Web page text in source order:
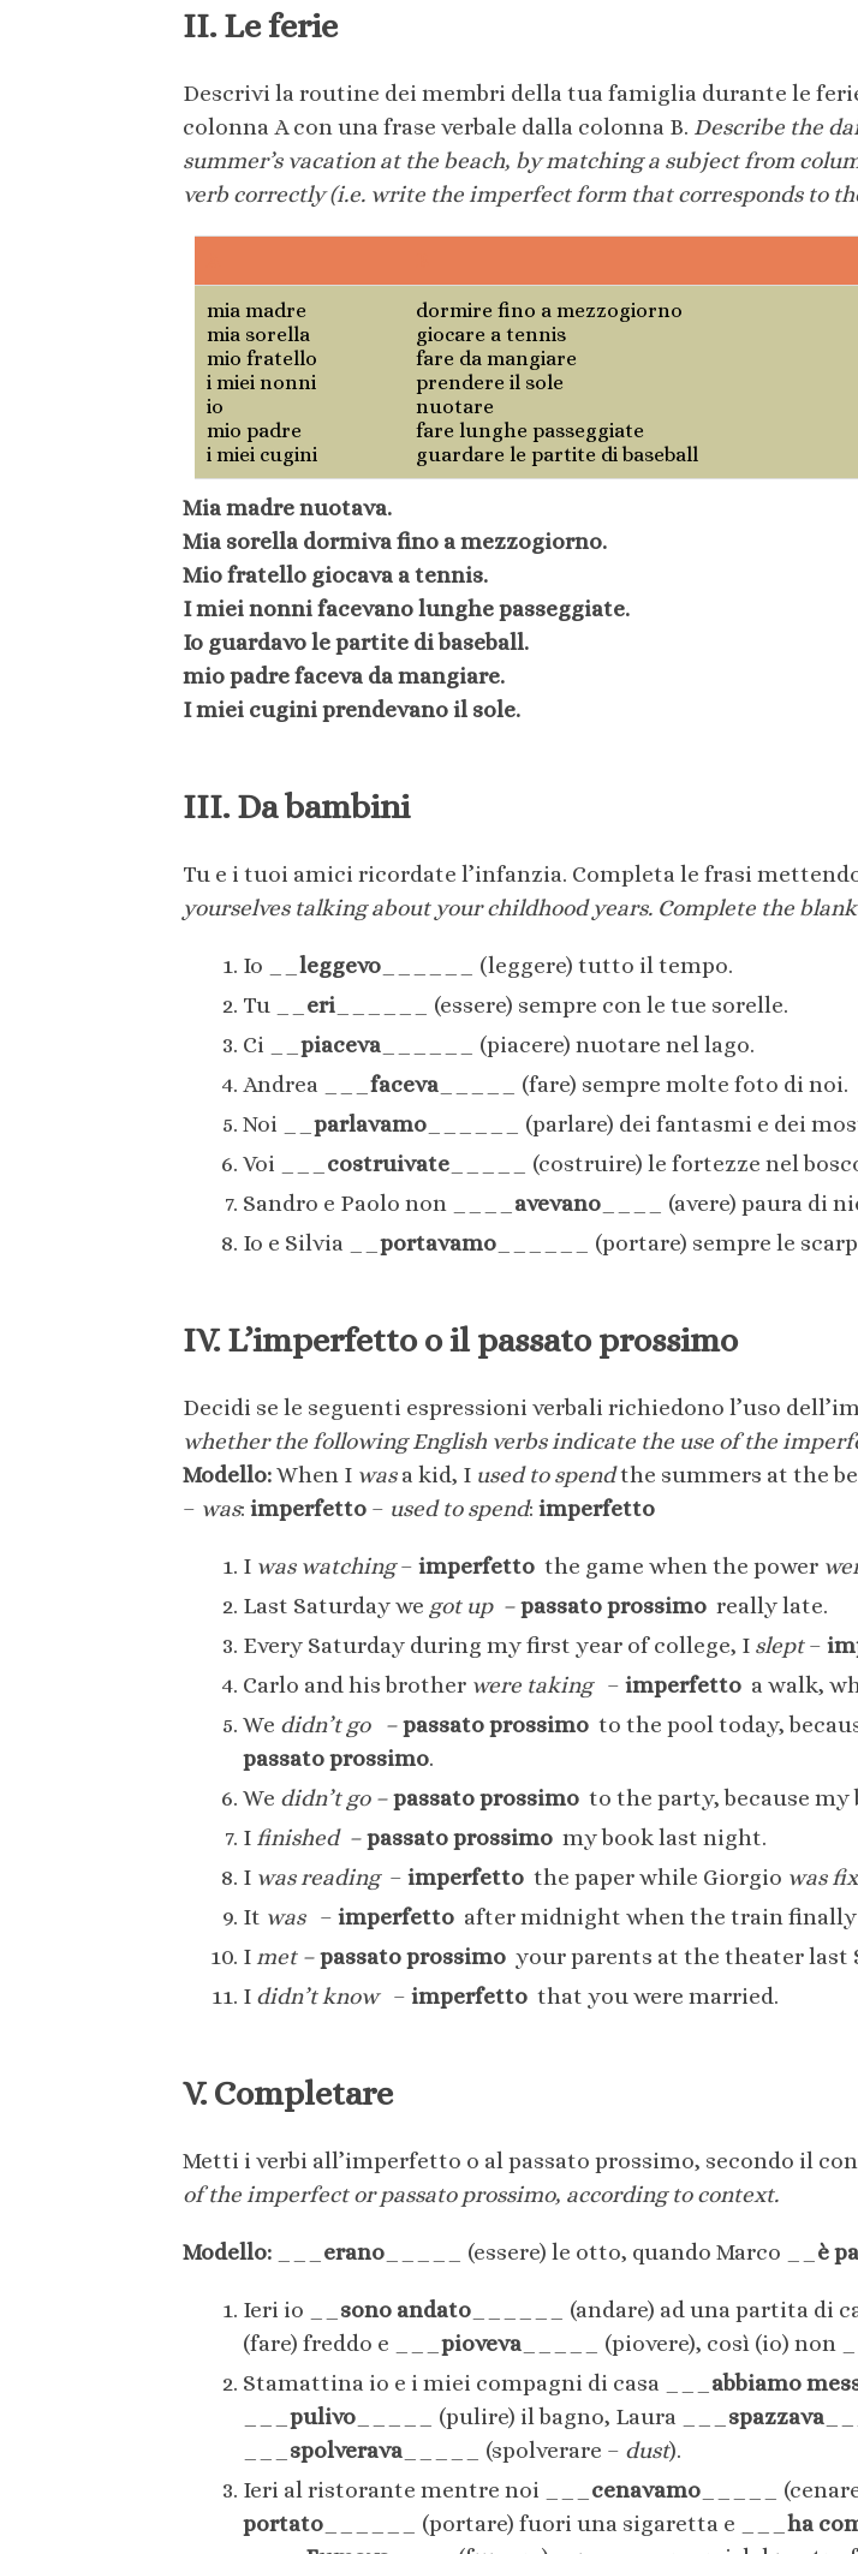
II. Le ferie
Descrivi la routine dei membri della tua famiglia durante le
colonna A con una frase verbale dalla colonna B. Describe the
summer’s vacation at the beach, by matching a subject from
verb correctly (i.e. write the imperfect form that corresponds to
mia madre
mia sorella
mio fratello
i miei nonni
io
mio padre
i miei cugini
dormire fino a mezzogiorno
giocare a tennis
fare da mangiare
prendere il sole
nuotare
fare lunghe passeggiate
guardare le partite di baseball
Mia madre nuotava.
Mia sorella dormiva fino a mezzogiorno.
Mio fratello giocava a tennis.
I miei nonni facevano lunghe passeggiate.
Io guardavo le partite di baseball.
mio padre faceva da mangiare.
I miei cugini prendevano il sole.
III. Da bambini
Tu e i tuoi amici ricordate l’infanzia. Completa le frasi
yourselves talking about your childhood years. Complete the
Io __ leggevo ______ (leggere) tutto il tempo.
Tu __ eri ______ (essere) sempre con le tue sorelle.
Ci __ piaceva ______ (piacere) nuotare nel lago.
Andrea ___ faceva _____ (fare) sempre molte foto di noi.
Noi __ parlavamo ______ (parlare) dei fantasmi e dei
Voi ___ costruivate _____ (costruire) le fortezze nel
Sandro e Paolo non ____ avevano ____ (avere) paura di
Io e Silvia __ portavamo ______ (portare) sempre le
IV. L’imperfetto o il passato prossimo
Decidi se le seguenti espressioni verbali richiedono l’uso
whether the following English verbs indicate the use of the
Modello:When I wasa kid, I used to spendthe summers at the
– was: imperfetto – used to spend: imperfetto
I was watching– imperfetto the game when the power
Last Saturday we got up –passato prossimo really late.
Every Saturday during my first year of college, I slept–
Carlo and his brother were taking– imperfetto a walk,
We didn’t go –passato prossimo to the pool today,
passato prossimo.
We didn’t go –passato prossimo to the party, because
I finished –passato prossimo my book last night.
I was reading– imperfetto the paper while Giorgio was
It was– imperfetto after midnight when the train finally
Imet –passato prossimo your parents at the theater last
I didn’t know– imperfetto that you were married.
V. Completare
Metti i verbi all’imperfetto o al passato prossimo, secondo il
of the imperfect or passato prossimo, according to context.
Modello: erano _____ (essere) le otto, quando Marco __ è
Ieri io __ sono andato ______ (andare) ad una partita di
(fare) freddo e ___ pioveva _____ (piovere), così (io) non
Stamattina io e i miei compagni di casa ___ abbiamo
pulivo _____ (pulire) il bagno, Laura ___ spazzava
spolverava _____ (spolverare – dust).
Ieri al ristorante mentre noi ___ cenavamo _____
portato ______ (portare) fuori una sigaretta e ___ ha